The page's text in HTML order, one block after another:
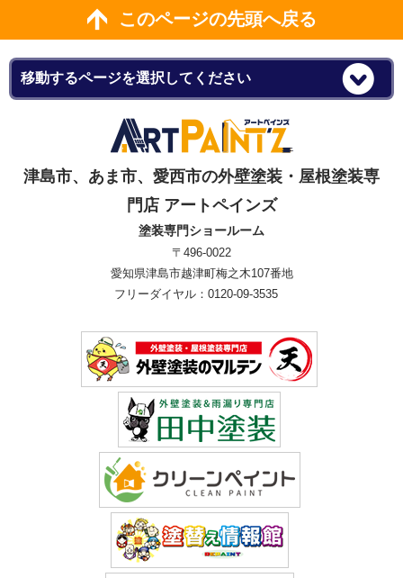
このページの先頭へ戻る
津島市、あま市、愛西市の外壁塗装・屋根塗装専
門店 アートペインズ
塗装専門ショールーム
〒496-0022
愛知県津島市越津町梅之木107番地
フリーダイヤル：0120-09-3535